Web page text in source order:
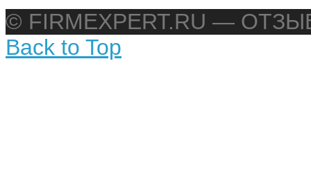
© FIRMEXPERT.RU —
Back to Top